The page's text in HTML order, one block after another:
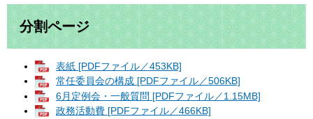
分割ページ
表紙 [PDFファイル／453KB]
常任委員会の構成 [PDFファイル／506KB]
6月定例会・一般質問 [PDFファイル／1.15MB]
政務活動費 [PDFファイル／466KB]